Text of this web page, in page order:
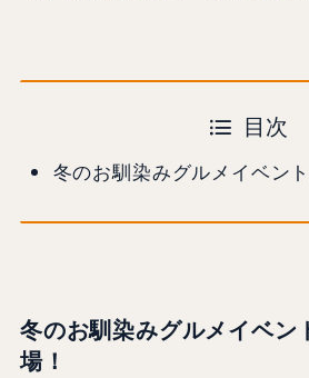
目次
冬のお馴染みグルメイベン
冬のお馴染みグルメイベン
場！